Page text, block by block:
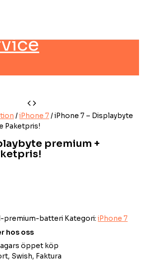
/iPhone 7/ iPhone 7 – Displaybyte
Paketpris!
premium +
premium-batteri Kategori: iPhone 7
hos oss
öppet köp
Swish, Faktura